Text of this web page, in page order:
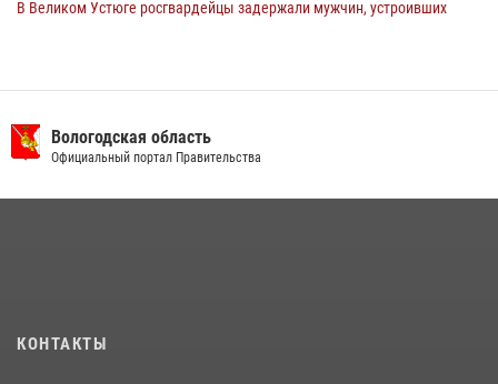
В Великом Устюге росгвардейцы задержали мужчин, устроивших
взаимодействие по профилактике мошенничеств
22 июля 2026, 12:10 2
минувшую неделю
Вологодская область
Официальный портал Правительства
КОНТАКТЫ